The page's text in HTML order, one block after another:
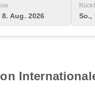
8. Aug. 2026 So.,